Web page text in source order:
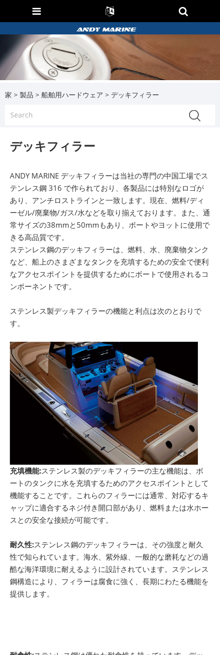
家 > 製品 > 船舶用ハードウェア > デッキフィラー
デッキフィラー
ANDY MARINE デッキフィラーは当社の専門の中国工場でス
テンレス鋼 316 で作られており、各製品には特別なロゴが
あり、アンチロストラインと一致します。現在、燃料/ディ
ーゼル/廃棄物/ガス/水などを取り揃えております。また、通
常サイズの38mmと50mmもあり、ボートやヨットに使用で
きる高品質です。
ステンレス鋼のデッキフィラーは、燃料、水、廃棄物タンク
など、船上のさまざまなタンクを充填するための安全で便利
なアクセスポイントを提供するためにボートで使用されるコ
ンポーネントです。
ステンレス製デッキフィラーの機能と利点は次のとおりで
す。
充填機能:ステンレス製のデッキフィラーの主な機能は、ボ
ートのタンクに水を充填するためのアクセスポイントとして
機能することです。これらのフィラーには通常、対応するキ
ャップに適合するネジ付き開口部があり、燃料または水ホー
スとの安全な接続が可能です。
耐久性:ステンレス鋼のデッキフィラーは、その強度と耐久
性で知られています。海水、紫外線、一般的な磨耗などの過
酷な海洋環境に耐えるように設計されています。ステンレス
鋼構造により、フィラーは腐食に強く、長期にわたる機能を
提供します。